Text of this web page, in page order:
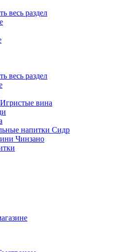
весь раздел
весь раздел
вина
напитки Сидр
Чинзано